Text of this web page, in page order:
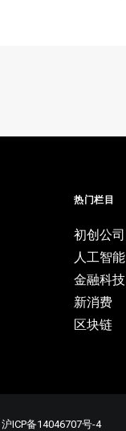
热门栏目
初创公司
人工智能
金融科技
新消费
区块链
沪ICP备14046707号-4